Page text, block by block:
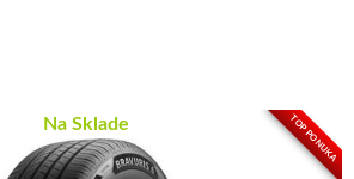
TOP PONUKA
Na Sklade